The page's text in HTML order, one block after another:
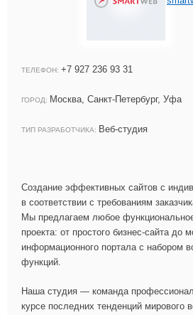
ТЕЛЕФОН: +7 927 236 93 31
ГОРОД: Москва, Санкт-Петербург, Уфа
ТИП РАЗРАБОТЧИКА: Веб-студия
Создание эффективных сайтов с
в соответствии с требованиям
Мы предлагаем любое
проекта: от простого бизнес-сайта до
информационного портала с набором
функций.
Наша студия — команда
курсе последних тенденций мирового